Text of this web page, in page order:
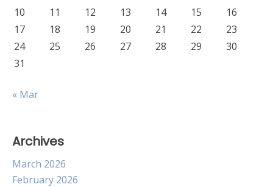
10
11 12 13 14 15
16
17
18 19 20 21 22
23
24
25 26 27 28 29
30
31
« Mar
Archives
March 2026
February 2026